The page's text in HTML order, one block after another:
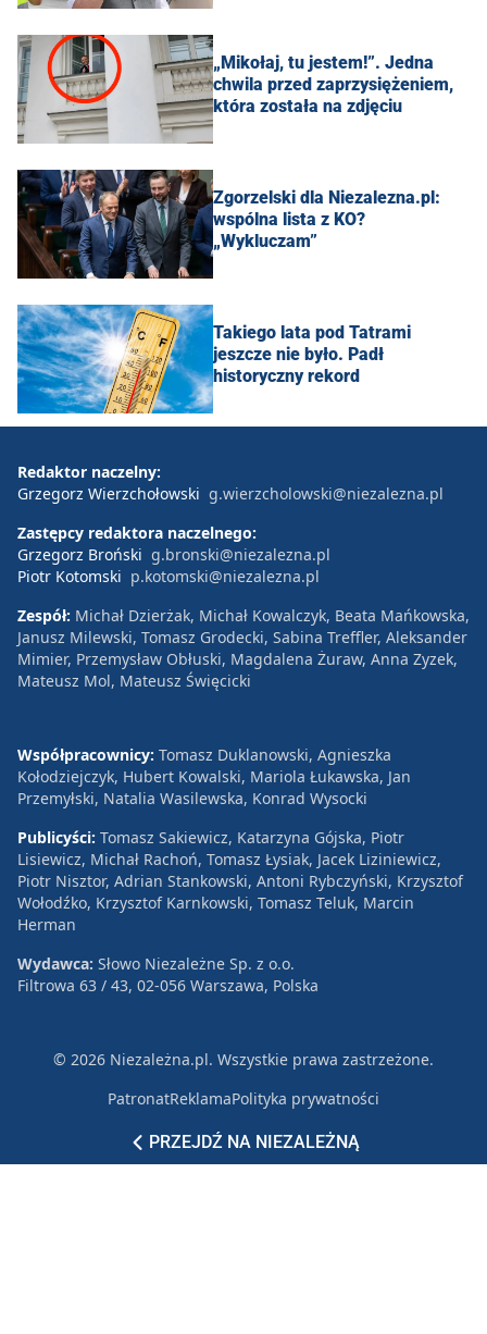
„Mikołaj, tu jestem!”. Jedna
chwila przed zaprzysiężeniem,
która została na zdjęciu
Zgorzelski dla Niezalezna.pl:
wspólna lista z KO?
„Wykluczam”
Takiego lata pod Tatrami
jeszcze nie było. Padł
historyczny rekord
PRZEJDŹ NA NIEZALEŻNĄ
Redaktor naczelny:
Grzegorz Wierzchołowski g.wierzcholowski@niezalezna.pl
Zastępcy redaktora naczelnego:
Grzegorz Broński g.bronski@niezalezna.pl
Piotr Kotomski p.kotomski@niezalezna.pl
Zespół: Michał Dzierżak, Michał Kowalczyk, Beata Mańkowska,
Janusz Milewski, Tomasz Grodecki, Sabina Treffler, Aleksander
Mimier, Przemysław Obłuski, Magdalena Żuraw, Anna Zyzek,
Mateusz Mol, Mateusz Święcicki
Współpracownicy: Tomasz Duklanowski, Agnieszka
Kołodziejczyk, Hubert Kowalski, Mariola Łukawska, Jan
Przemyłski, Natalia Wasilewska, Konrad Wysocki
Publicyści: Tomasz Sakiewicz, Katarzyna Gójska, Piotr
Lisiewicz, Michał Rachoń, Tomasz Łysiak, Jacek Liziniewicz,
Piotr Nisztor, Adrian Stankowski, Antoni Rybczyński, Krzysztof
Wołodźko, Krzysztof Karnkowski, Tomasz Teluk, Marcin
Herman
Wydawca: Słowo Niezależne Sp. z o.o.
Filtrowa 63 / 43, 02-056 Warszawa, Polska
© 2026 Niezależna.pl. Wszystkie prawa zastrzeżone.
PatronatReklamaPolityka prywatności